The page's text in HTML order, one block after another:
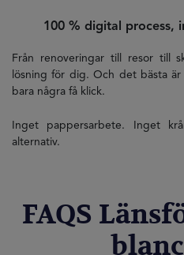
100 % digital process,
Från renoveringar till resor till
lösning för dig. Och det bästa
bara några få klick.
Inget pappersarbete. Inget
alternativ.
FAQS